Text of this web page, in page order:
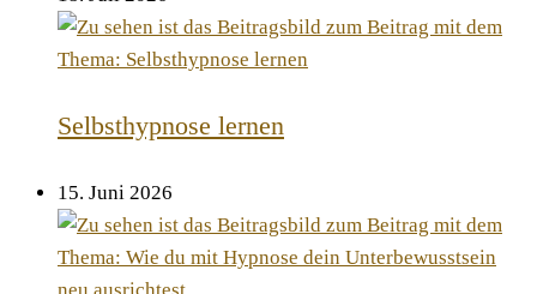
Selbsthypnose lernen
15. Juni 2026